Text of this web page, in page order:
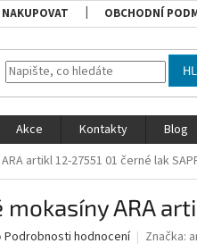
OBCHODNÍ
Akce Kontakty
Blog
artikl 12-27551 01 černé lak
mokasíny ARA
Podrobnosti hodnocení Značka: